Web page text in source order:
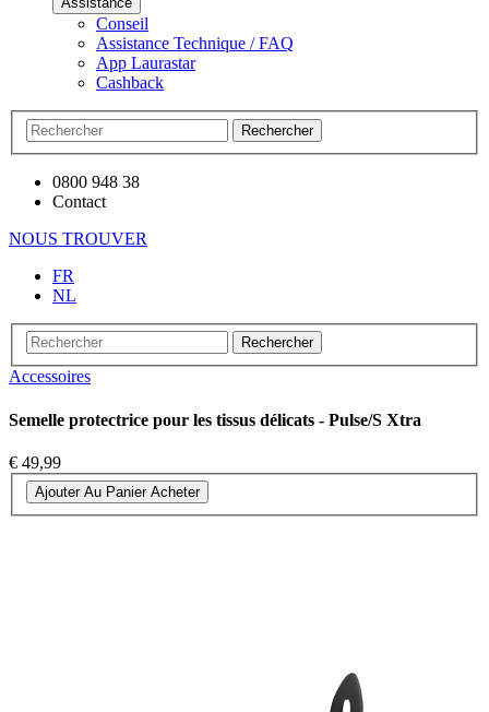
Conseil
Assistance Technique / FAQ
App Laurastar
Cashback
Rechercher
0800 948 38
Contact
NOUS TROUVER
FR
NL
Rechercher
Accessoires
Semelle protectrice pour les tissus délicats - Pulse/S Xtra
€ 49,99
Ajouter Au Panier Acheter